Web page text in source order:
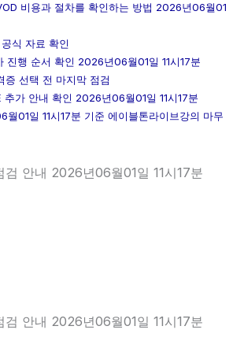
비용과 절차를 확인하는 방법 2026년06월01
식 자료 확인
진행 순서 확인 2026년06월01일 11시17분
증 선택 전 마지막 점검
추가 안내 확인 2026년06월01일 11시17분
월01일 11시17분 기준 에이블톤라이브강의 마무
검 안내 2026년06월01일 11시17분
검 안내 2026년06월01일 11시17분